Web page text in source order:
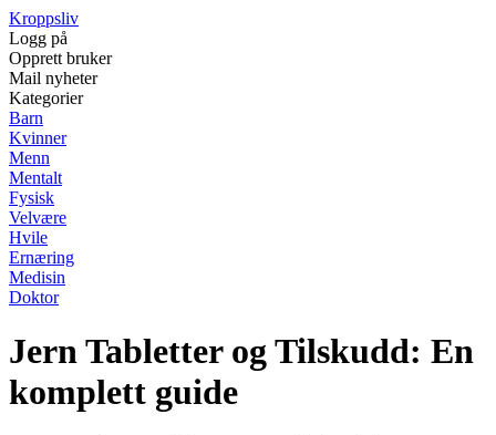
Kroppsliv
Logg på
Opprett bruker
Mail nyheter
Kategorier
Barn
Kvinner
Menn
Mentalt
Fysisk
Velvære
Hvile
Ernæring
Medisin
Doktor
Jern Tabletter og Tilskudd: En
komplett guide